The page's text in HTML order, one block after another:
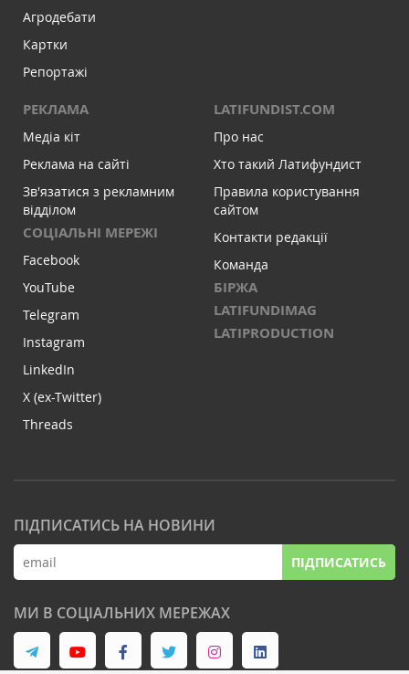
Агродебати
Картки
Репортажі
РЕКЛАМА
Медіа кіт
Реклама на сайті
Зв'язатися з рекламним
відділом
СОЦІАЛЬНІ МЕРЕЖІ
Facebook
YouTube
Telegram
Instagram
LinkedIn
X (ex-Twitter)
Threads
LATIFUNDIST.COM
Про нас
Хто такий Латифундист
Правила користування
сайтом
Контакти редакції
Команда
БІРЖА
LATIFUNDIMAG
LATIPRODUCTION
ПІДПИСАТИСЬ НА НОВИНИ
ПІДПИСАТИСЬ
МИ В СОЦІАЛЬНИХ МЕРЕЖАХ